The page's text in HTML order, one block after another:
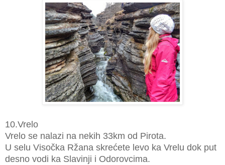
10.Vrelo
Vrelo se nalazi na nekih 33km od Pirota.
U selu Visočka Ržana skrećete levo ka Vrelu dok put
desno vodi ka Slavinji i Odorovcima.